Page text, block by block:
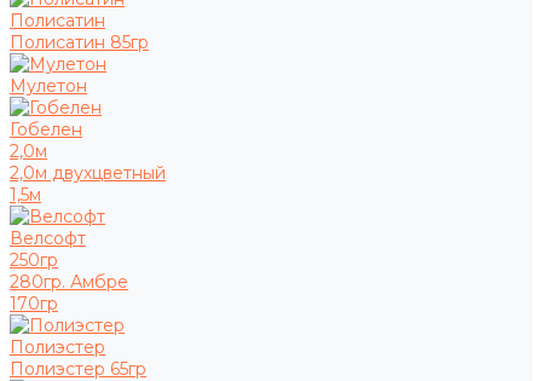
Полисатин
Полисатин 85гр
Мулетон
Гобелен
2,0м
2,0м двухцветный
1,5м
Велсофт
250гр
280гр. Амбре
170гр
Полиэстер
Полиэстер 65гр